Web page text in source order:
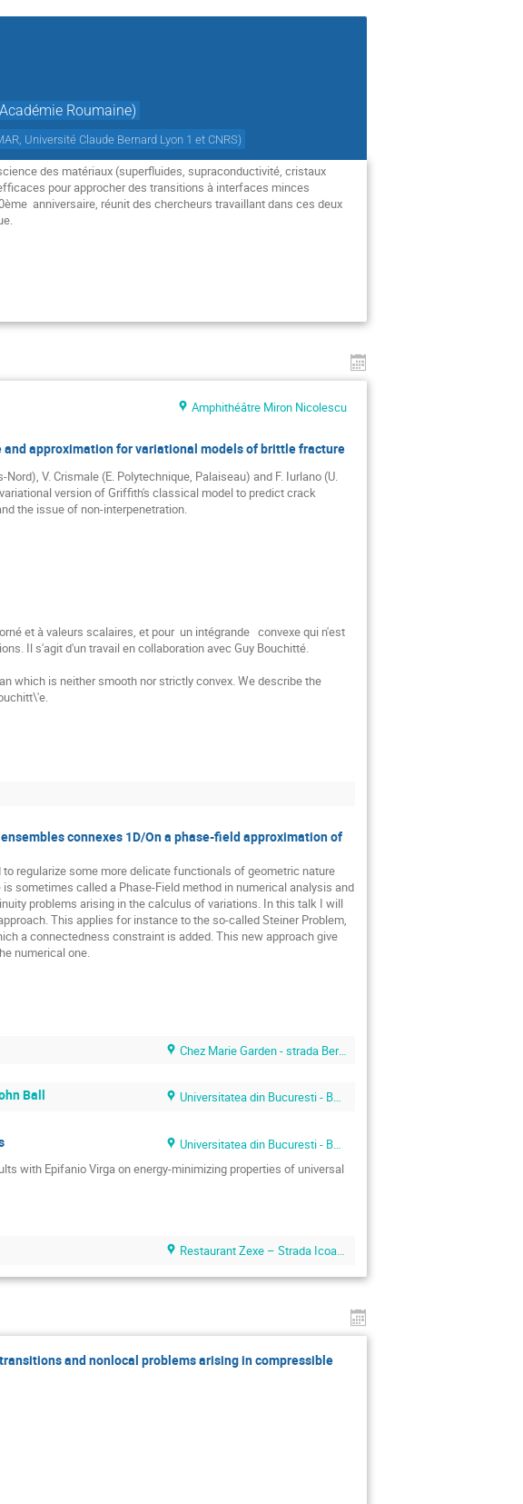
Roumaine)
Université Claude Bernard Lyon 1 et CNRS)
des matériaux (superfluides, supraconductivité, cristaux
pour approcher des transitions à interfaces minces
anniversaire, réunit des chercheurs travaillant dans ces deux
Amphithéâtre Miron Nicolescu
approximation for variational models of brittle fracture
V. Crismale (E. Polytechnique, Palaiseau) and F. Iurlano (U.
version of Griffith's classical model to predict crack
the issue of non-interpenetration.
et à valeurs scalaires, et pour  un intégrande   convexe qui n'est
Il s'agit d'un travail en collaboration avec Guy Bouchitté.
which is neither smooth nor strictly convex. We describe the
connexes 1D/On a phase-field approximation of
regularize some more delicate functionals of geometric nature
sometimes called a Phase-Field method in numerical analysis and
problems arising in the calculus of variations. In this talk I will
This applies for instance to the so-called Steiner Problem,
a connectedness constraint is added. This new approach give
numerical one.
Chez Marie Garden - strada Berthelot 44
Ball Universitatea din Bucuresti - Bulevardul Mihail Kogalniceanu 36–46- Sala Constantin Stoicescu
Universitatea din Bucuresti - Bulevardul Mihail Kogalniceanu 36–46- Sala Constantin Stoicescu
with Epifanio Virga on energy-minimizing properties of universal
Restaurant Zexe – Strada Icoanei 80
and nonlocal problems arising in compressible